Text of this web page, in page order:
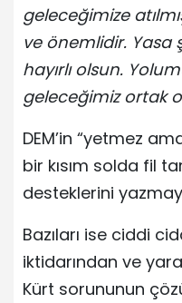
geleceğimize
ve önemlidir. Yasa
hayırlı olsun.
geleceğimiz ortak
DEM’in “yetmez
bir kısım solda fil
desteklerini
Bazıları ise ciddi
iktidarından ve
Kürt sorununun